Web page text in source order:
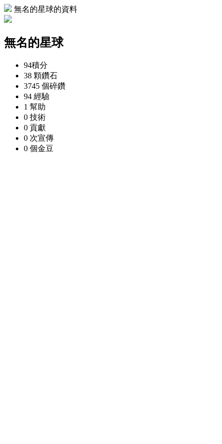
無名的星球的資料
無名的星球
94積分
38 顆鑽石
3745 個碎鑽
94 經驗
1 幫助
0 技術
0 貢獻
0 次宣傳
0 個金豆